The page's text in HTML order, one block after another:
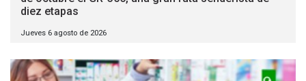
diez etapas
Jueves 6 agosto de 2026